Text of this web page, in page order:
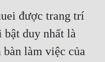
được trang trí
bật duy nhất là
bàn làm việc của